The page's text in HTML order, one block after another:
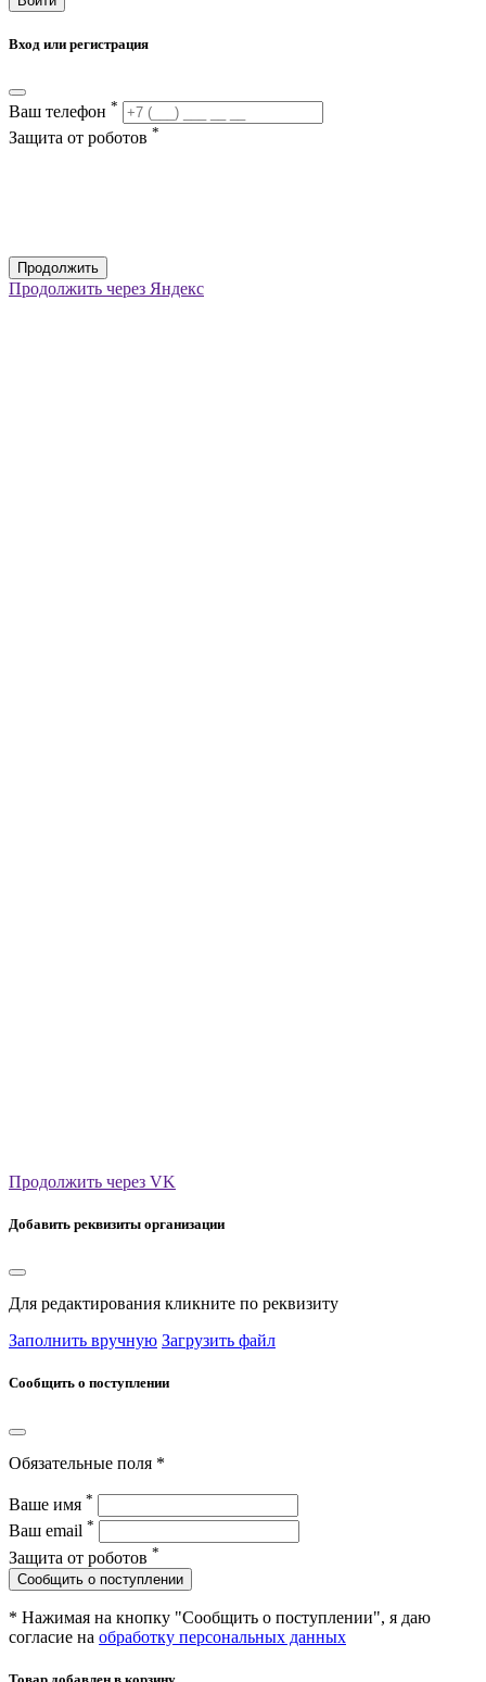
Вход или регистрация
Ваш телефон *
Защита от роботов *
Продолжить
Продолжить через Яндекс
Продолжить через VK
Добавить реквизиты организации
Для редактирования кликните по реквизиту
Заполнить вручную Загрузить файл
Сообщить о поступлении
Обязательные поля *
Ваше имя *
Ваш email *
Защита от роботов *
Сообщить о поступлении
* Нажимая на кнопку "Сообщить о поступлении", я даю
согласие на обработку персональных данных